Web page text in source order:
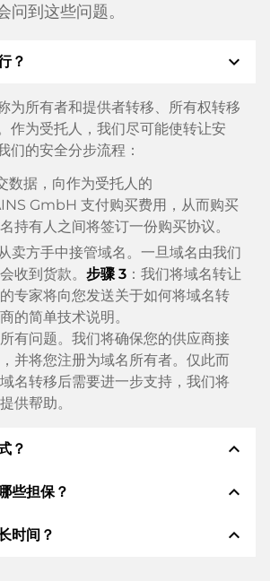
问到这些问题。
？ expand_more
为所有者和提供者转移、所有权转移
作为受托人，我们尽可能使转让安
们的安全分步流程：
数据，向作为受托人的
GmbH 支付购买费用，从而购买
持有人之间将签订一份购买协议。
卖方手中接管域名。一旦域名由我们
收到货款。 步骤 3 ：我们将域名转让
专家将向您发送关于如何将域名转
的简单技术说明。
有问题。我们将确保您的供应商接
并将您注册为域名所有者。仅此而
名转移后需要进一步支持，我们将
供帮助。
？ expand_less
为预付费，并使用 STRIPE 作为支
、ApplePay、GooglePay、支
些担保？ expand_less
终向您保证以下证券。这就是我们的
时间？ expand_less